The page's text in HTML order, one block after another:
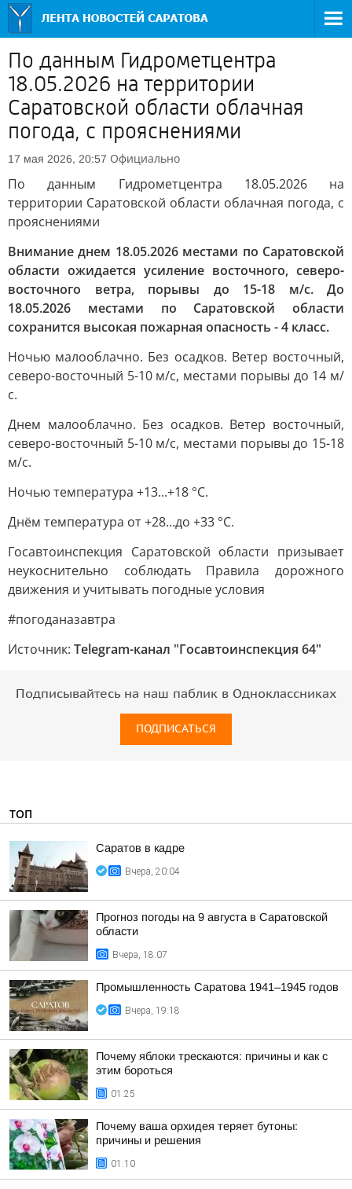
По данным Гидрометцентра
18.05.2026 на территории
Саратовской области облачная
погода, с прояснениями
17 мая 2026, 20:57 Официально
По данным Гидрометцентра 18.05.2026 на
территории Саратовской области облачная погода, с
прояснениями
Внимание днем 18.05.2026 местами по Саратовской
области ожидается усиление восточного, северо-
восточного ветра, порывы до 15-18 м/с. До
18.05.2026 местами по Саратовской области
сохранится высокая пожарная опасность - 4 класс.
Ночью малооблачно. Без осадков. Ветер восточный,
северо-восточный 5-10 м/с, местами порывы до 14 м/
с.
Днем малооблачно. Без осадков. Ветер восточный,
северо-восточный 5-10 м/с, местами порывы до 15-18
м/с.
Ночью температура +13...+18 °С.
Днём температура от +28…до +33 °С.
Госавтоинспекция Саратовской области призывает
неукоснительно соблюдать Правила дорожного
движения и учитывать погодные условия
#погоданазавтра
Источник: Telegram-канал "Госавтоинспекция 64"
Подписывайтесь на наш паблик в Одноклассниках
ПОДПИСАТЬСЯ
ТОП
Саратов в кадре
Вчера, 20:04
Прогноз погоды на 9 августа в Саратовской
области
Вчера, 18:07
Промышленность Саратова 1941–1945 годов
Вчера, 19:18
Почему яблоки трескаются: причины и как с
этим бороться
01:25
Почему ваша орхидея теряет бутоны:
причины и решения
01:10